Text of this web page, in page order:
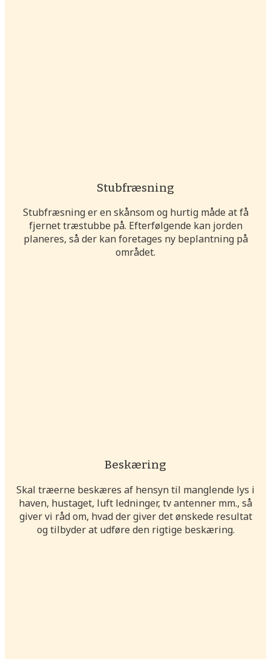
Stubfræsning
Stubfræsning er en skånsom og hurtig måde at få
fjernet træstubbe på. Efterfølgende kan jorden
planeres, så der kan foretages ny beplantning på
området.
Beskæring
Skal træerne beskæres af hensyn til manglende lys i
haven, hustaget, luft ledninger, tv antenner mm., så
giver vi råd om, hvad der giver det ønskede resultat
og tilbyder at udføre den rigtige beskæring.